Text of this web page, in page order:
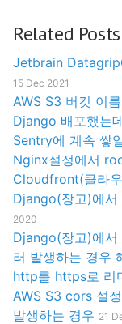
Related Posts
Jetbrain Datagrip
15 Dec 2021
AWS S3 버킷 이
Django 배포했는
Sentry에 계속 쌓
Nginx설정에서
Cloudfront(클라
Django(장고)에
2020
Django(장고)에
러 발생하는 경우
http를 https로 리
AWS S3 cors 설
발생하는 경우 21